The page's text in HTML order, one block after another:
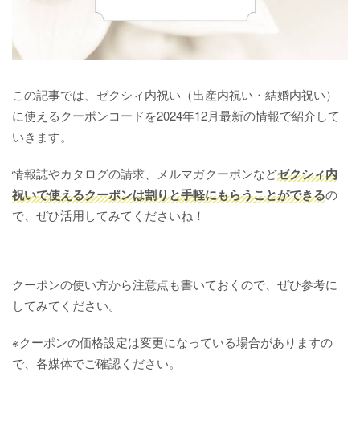
この記事では、ゼクシィ内祝い（出産内祝い・結婚内祝い）
に使えるクーポンコードを2024年12月最新の情報で紹介して
いきます。
情報誌やカタログの請求、メルマガクーポンなどゼクシィ内
祝いで使えるクーポンは割りと手軽にもらうことができるの
で、ぜひ活用してみてくださいね！
クーポンの使い方から注意点も書いておくので、ぜひ参考に
してみてください。
※クーポンの価格設定は変更になっている場合がありますの
で、各媒体でご確認ください。